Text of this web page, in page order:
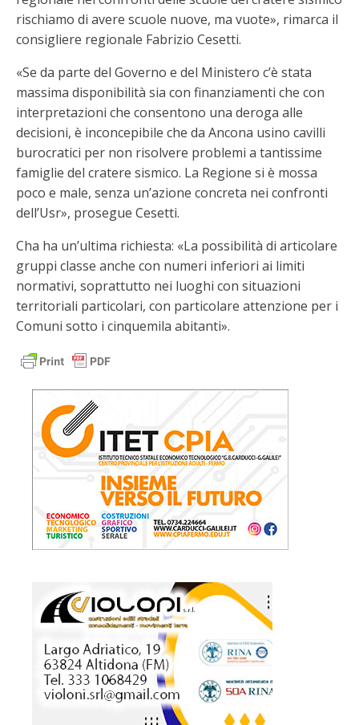
rischiamo di avere scuole nuove, ma vuote», rimarca il
consigliere regionale Fabrizio Cesetti.
«Se da parte del Governo e del Ministero c’è stata
massima disponibilità sia con finanziamenti che con
interpretazioni che consentono una deroga alle
decisioni, è inconcepibile che da Ancona usino cavilli
burocratici per non risolvere problemi a tantissime
famiglie del cratere sismico. La Regione si è mossa
poco e male, senza un’azione concreta nei confronti
dell’Usr», prosegue Cesetti.
Cha ha un’ultima richiesta: «La possibilità di articolare
gruppi classe anche con numeri inferiori ai limiti
normativi, soprattutto nei luoghi con situazioni
territoriali particolari, con particolare attenzione per i
Comuni sotto i cinquemila abitanti».